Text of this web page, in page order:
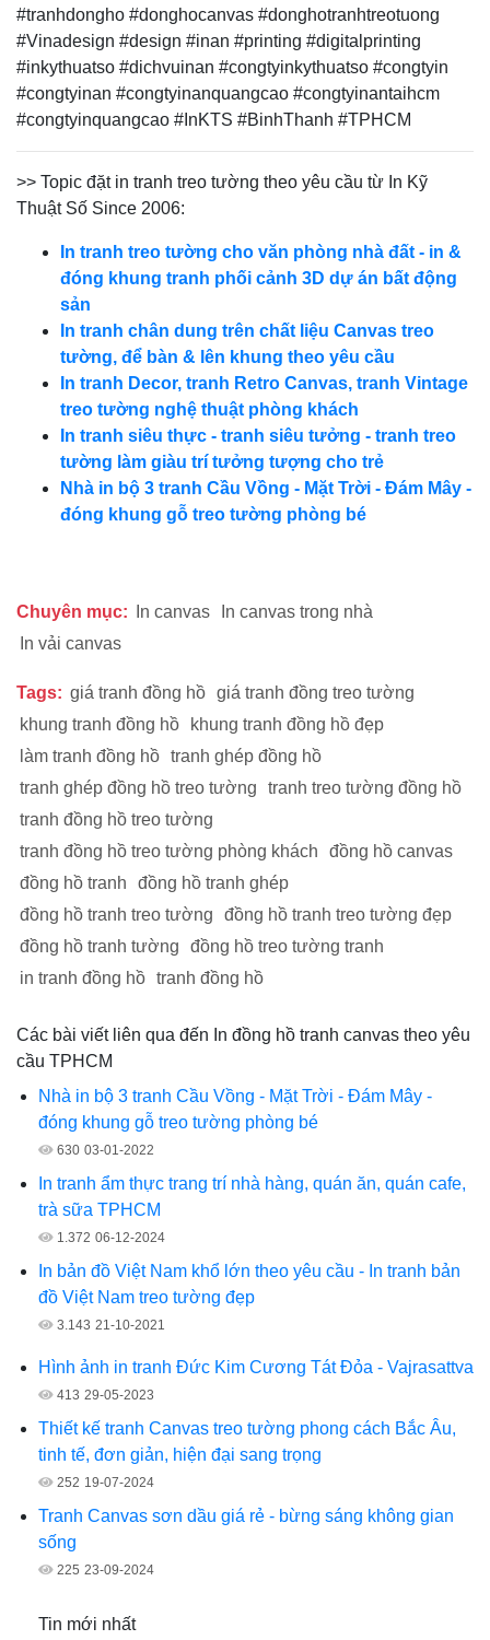
#tranhdongho #donghocanvas #donghotranhtreotuong
#Vinadesign #design #inan #printing #digitalprinting
#inkythuatso #dichvuinan #congtyinkythuatso #congtyin
#congtyinan #congtyinanquangcao #congtyinantaihcm
#congtyinquangcao #InKTS #BinhThanh #TPHCM
>> Topic đặt in tranh treo tường theo yêu cầu từ In Kỹ
Thuật Số Since 2006:
In tranh treo tường cho văn phòng nhà đất - in &
đóng khung tranh phối cảnh 3D dự án bất động
sản
In tranh chân dung trên chất liệu Canvas treo
tường, để bàn & lên khung theo yêu cầu
In tranh Decor, tranh Retro Canvas, tranh Vintage
treo tường nghệ thuật phòng khách
In tranh siêu thực - tranh siêu tưởng - tranh treo
tường làm giàu trí tưởng tượng cho trẻ
Nhà in bộ 3 tranh Cầu Vồng - Mặt Trời - Đám Mây -
đóng khung gỗ treo tường phòng bé
Chuyên mục: In canvas
In canvas trong nhà
In vải canvas
Tags: giá tranh đồng hồ giá tranh đồng treo tường
khung tranh đồng hồ
khung tranh đồng hồ đẹp
làm tranh đồng hồ tranh ghép đồng hồ
tranh ghép đồng hồ treo tường
tranh treo tường đồng hồ
tranh đồng hồ treo tường
tranh đồng hồ treo tường phòng khách
đồng hồ canvas
đồng hồ tranh
đồng hồ tranh ghép
đồng hồ tranh treo tường
đồng hồ tranh treo tường đẹp
đồng hồ tranh tường
đồng hồ treo tường tranh
in tranh đồng hồ tranh đồng hồ
Các bài viết liên qua đến In đồng hồ tranh canvas theo yêu
cầu TPHCM
Nhà in bộ 3 tranh Cầu Vồng - Mặt Trời - Đám Mây -
đóng khung gỗ treo tường phòng bé
630 03-01-2022
In tranh ẩm thực trang trí nhà hàng, quán ăn, quán cafe,
trà sữa TPHCM
1.372 06-12-2024
In bản đồ Việt Nam khổ lớn theo yêu cầu - In tranh bản
đồ Việt Nam treo tường đẹp
3.143 21-10-2021
Hình ảnh in tranh Đức Kim Cương Tát Đỏa - Vajrasattva
413 29-05-2023
Thiết kế tranh Canvas treo tường phong cách Bắc Âu,
tinh tế, đơn giản, hiện đại sang trọng
252 19-07-2024
Tranh Canvas sơn dầu giá rẻ - bừng sáng không gian
sống
225 23-09-2024
Tin mới nhất